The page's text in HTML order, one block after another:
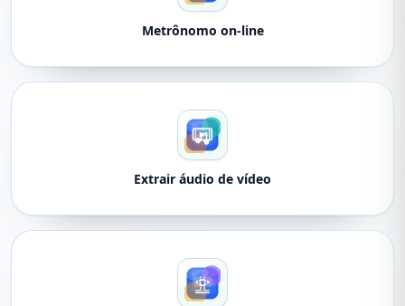
Metrônomo on-line
Extrair áudio de vídeo